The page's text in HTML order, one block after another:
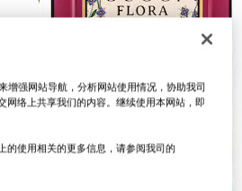
强网站导航，分析网站使用情况，协助我司
网络上共享我们的内容。继续使用本网站，即
的使用相关的更多信息，请参阅我司的